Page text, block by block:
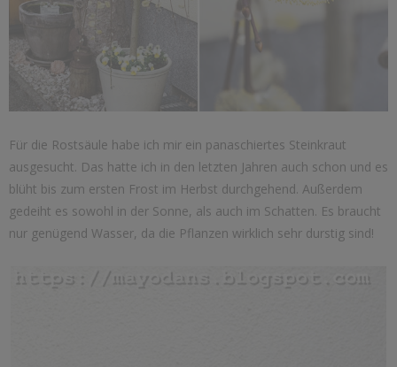
Für die Rostsäule habe ich mir ein panaschiertes Steinkraut
ausgesucht. Das hatte ich in den letzten Jahren auch schon und es
blüht bis zum ersten Frost im Herbst durchgehend. Außerdem
gedeiht es sowohl in der Sonne, als auch im Schatten. Es braucht
nur genügend Wasser, da die Pflanzen wirklich sehr durstig sind!